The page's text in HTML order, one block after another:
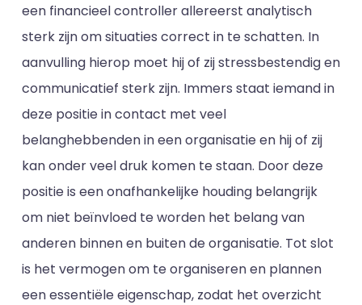
een financieel controller allereerst analytisch
sterk zijn om situaties correct in te schatten. In
aanvulling hierop moet hij of zij stressbestendig en
communicatief sterk zijn. Immers staat iemand in
deze positie in contact met veel
belanghebbenden in een organisatie en hij of zij
kan onder veel druk komen te staan. Door deze
positie is een onafhankelijke houding belangrijk
om niet beïnvloed te worden het belang van
anderen binnen en buiten de organisatie. Tot slot
is het vermogen om te organiseren en plannen
een essentiële eigenschap, zodat het overzicht